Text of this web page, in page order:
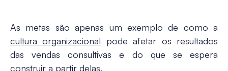
As metas são apenas um exemplo de como a
cultura organizacional pode afetar os resultados
das vendas consultivas e do que se espera
construir a partir delas.